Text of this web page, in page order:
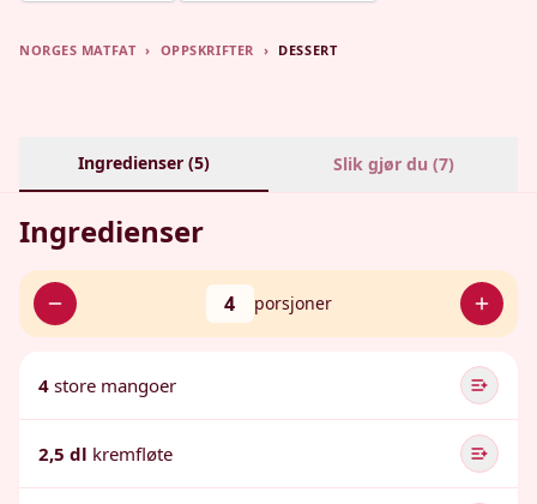
NORGES MATFAT › OPPSKRIFTER › DESSERT
Ingredienser (5) Slik gjør du (7)
Ingredienser
4 porsjoner
4 store mangoer
2,5 dl kremfløte